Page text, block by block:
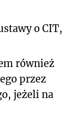
o CIT,
również
przez
jeżeli na